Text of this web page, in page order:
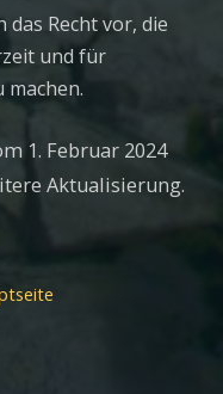
Recht vor, die
und für
1. Februar 2024
Aktualisierung.